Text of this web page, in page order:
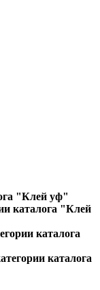
"Клей уф"
каталога "Клей
каталога
каталога